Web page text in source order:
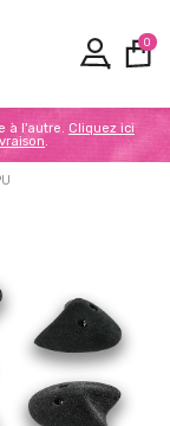
0
à l'autre. Cliquez ici
.